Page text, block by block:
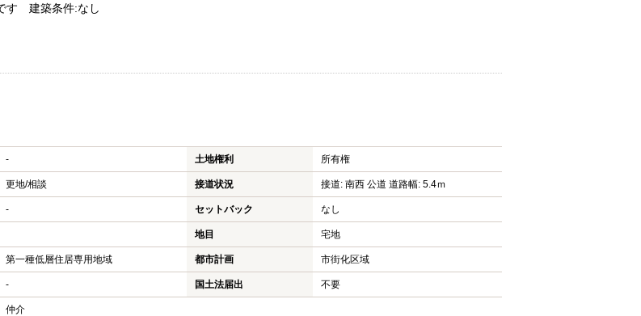
す 建築条件:なし
- 土地権利 所有権
更地/相談 接道状況 接道: 南西 公道 道路幅: 5.4ｍ
- セットバック なし
地目 宅地
第一種低層住居専用地域 都市計画 市街化区域
- 国土法届出 不要
仲介